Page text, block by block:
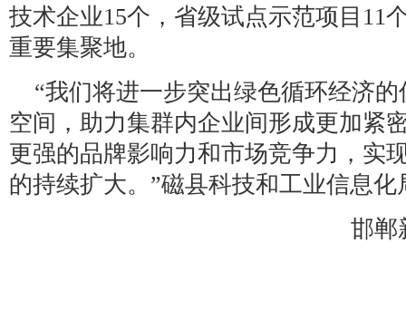
技术企业15个，省级试点示范项目11
重要集聚地。
“我们将进一步突出绿色循环经济
空间，助力集群内企业间形成更加紧
更强的品牌影响力和市场竞争力，实
的持续扩大。”磁县科技和工业信息
邯郸